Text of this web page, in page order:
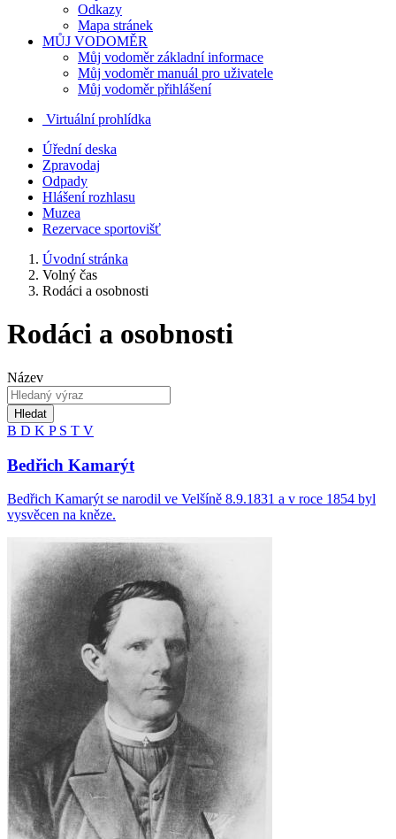
Odkazy
Mapa stránek
MŮJ VODOMĚR
Můj vodoměr základní informace
Můj vodoměr manuál pro uživatele
Můj vodoměr přihlášení
Virtuální prohlídka
Úřední deska
Zpravodaj
Odpady
Hlášení rozhlasu
Muzea
Rezervace sportovišť
Úvodní stránka
Volný čas
Rodáci a osobnosti
Rodáci a osobnosti
Název
Hledat
B D K P S T V
Bedřich Kamarýt
Bedřich Kamarýt se narodil ve Velšíně 8.9.1831 a v roce 1854 byl
vysvěcen na kněze.